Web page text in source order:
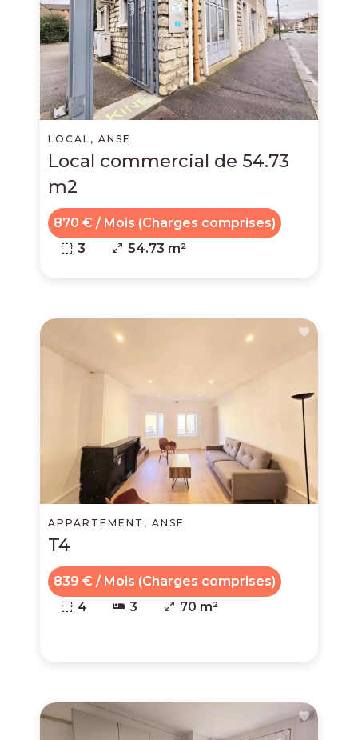
LOCAL, ANSE
Local commercial de 54.73
m2
870 € / Mois (Charges comprises)
3
54.73 m²
APPARTEMENT, ANSE
T4
839 € / Mois (Charges comprises)
4
3 70 m²